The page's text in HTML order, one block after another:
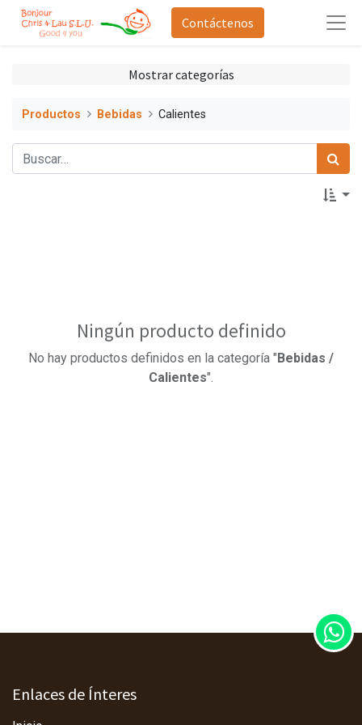
Contáctenos
Mostrar categorías
Productos Bebidas Calientes
Ningún producto definido
No hay productos definidos en la categoría " Bebidas /
Calientes".
Enlaces de Ínteres